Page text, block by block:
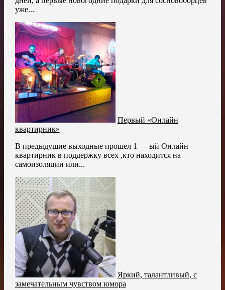
уже...
Первый «Онлайн
квартирник»
В предыдущие выходные прошел 1 — ый Онлайн
квартирник в поддержку всех ,кто находится на
самоизоляции или...
Яркий, талантливый, с
замечательным чувством юмора